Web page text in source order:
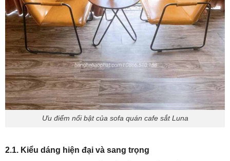
Ưu điểm nổi bật của sofa quán cafe sắt Luna
2.1. Kiểu dáng hiện đại và sang trọng